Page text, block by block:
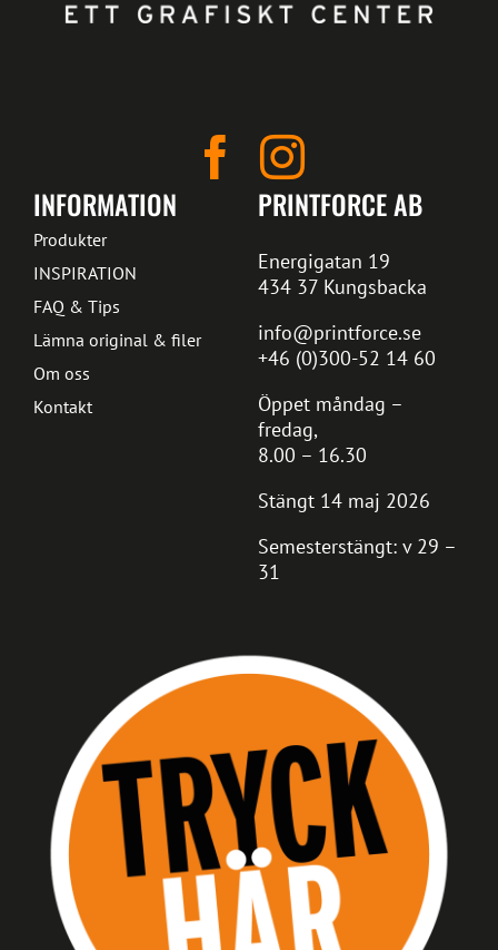
PRINTFORCE AB
Energigatan 19
434 37 Kungsbacka
info@printforce.se
+46 (0)300-52 14 60
Öppet måndag –
fredag,
8.00 – 16.30
Stängt 14 maj 2026
Semesterstängt: v 29 –
31
INFORMATION
Produkter
INSPIRATION
FAQ & Tips
Lämna original & filer
Om oss
Kontakt